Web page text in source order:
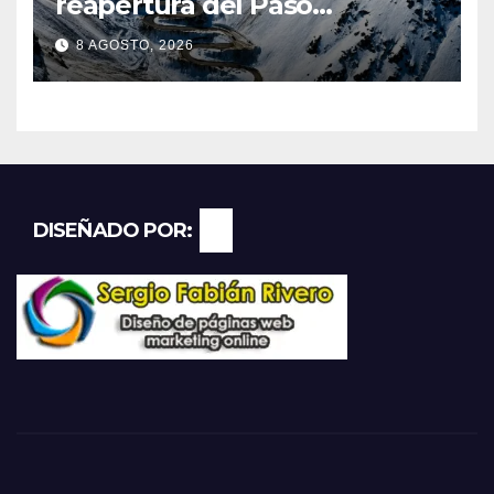
Internacional Los
Libertadores: pérdidas
millonarias
8 AGOSTO, 2026
DISEÑADO POR: